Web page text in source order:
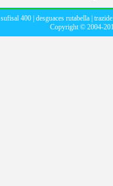
sufisal 400| desguaces rutabella|
Copyright © 2004-